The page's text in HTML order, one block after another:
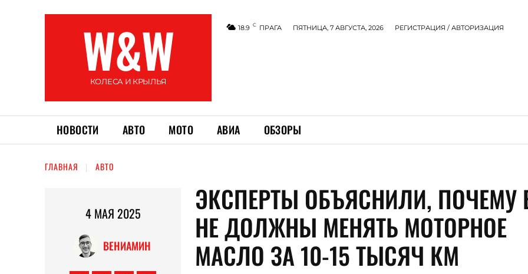
W&W
КОЛЕСА И КРЫЛЬЯ
18.9 C ПРАГА ПЯТНИЦА, 7 АВГУСТА, 2026 РЕГИСТРАЦИЯ / АВТОРИЗАЦИЯ
НОВОСТИ АВТО МОТО АВИА ОБЗОРЫ
ГЛАВНАЯ АВТО
4 МАЯ 2025
ВЕНИАМИН
ЭКСПЕРТЫ ОБЪЯСНИЛИ, ПОЧЕМУ
НЕ ДОЛЖНЫ МЕНЯТЬ МОТОРНОЕ
МАСЛО ЗА 10-15 ТЫСЯЧ КМ